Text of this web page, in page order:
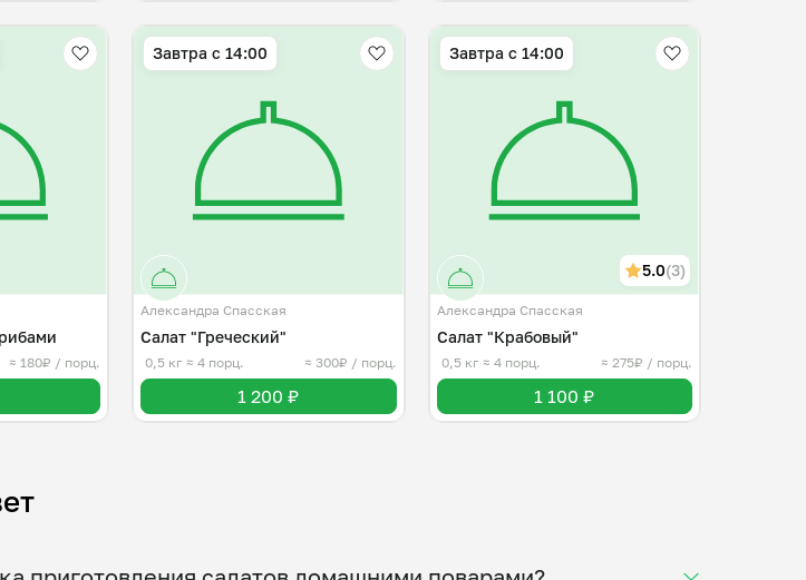
≈ 180₽ / порц.
Завтра c 14:00
Александра Спасская
Салат "Греческий"
0,5 кг≈ 4 порц. ≈ 300₽ / порц.
1 200 ₽
Завтра c 14:00
5.0(3)
Александра Спасская
Салат "Крабовый"
0,5 кг ≈ 4 порц. ≈ 275₽ / порц.
1 100 ₽